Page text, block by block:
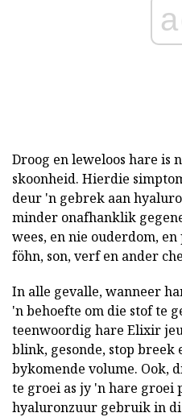
Droog en leweloos hare is
skoonheid. Hierdie
deur 'n gebrek aan
minder onafhanklik
wees, en nie ouderdom,
föhn, son, verf en ander
In alle gevalle, wanneer
'n behoefte om die stof te
teenwoordig hare Elixir
blink, gesonde, stop breek
bykomende volume. Ook,
te groei as jy 'n hare groei
hyaluronzuur gebruik in